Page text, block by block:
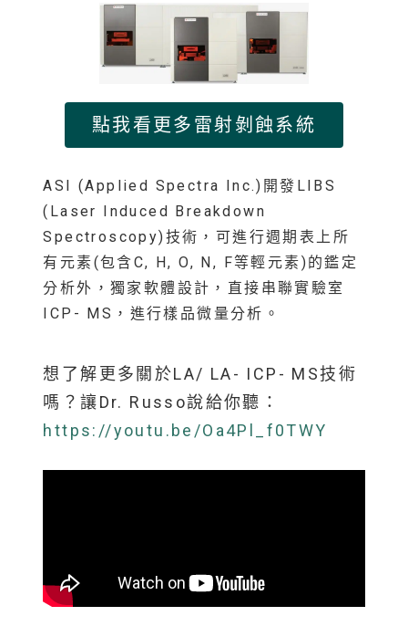
點我看更多雷射剝蝕系統
ASI (Applied Spectra Inc.)開發LIBS
(Laser Induced Breakdown
Spectroscopy)技術，可進行週期表上所
有元素(包含C, H, O, N, F等輕元素)的鑑定
分析外，獨家軟體設計，直接串聯實驗室
ICP- MS，進行樣品微量分析。
想了解更多關於LA/ LA- ICP- MS技術
嗎？讓Dr. Russo說給你聽：
https://youtu.be/Oa4Pl_f0TWY